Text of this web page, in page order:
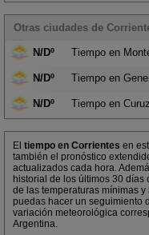
Otras ciudades de
N/Dº Tiempo en
N/Dº Tiempo en
N/Dº Tiempo en
El tiempo en Corrientes en
también el pronóstico
actualizados cada hora.
historial de los últimos 30
de las temperaturas mínimas y
puedas hacer un seguimiento
variación meteorológica
Argentina.